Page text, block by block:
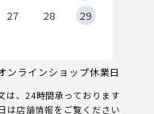
27 28
29
ンラインショップ休業日
、24時間承っております
は店舗情報をご覧ください